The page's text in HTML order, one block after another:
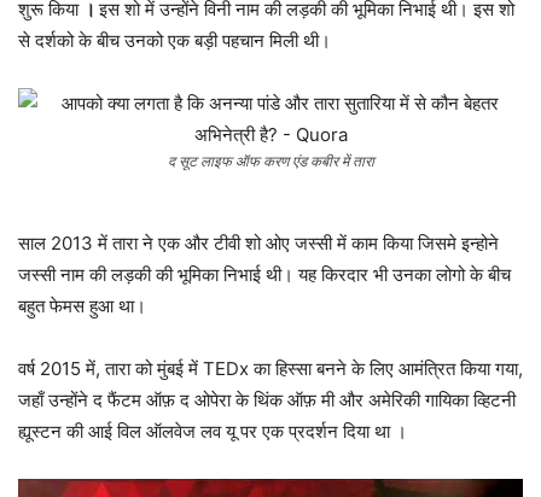
शुरू किया ।इस शो में उन्होंने विनी नाम की लड़की की भूमिका निभाई थी। इस शो
से दर्शको के बीच उनको एक बड़ी पहचान मिली थी।
द सूट लाइफ ऑफ करण एंड कबीर में तारा
साल 2013 में तारा ने एक और टीवी शो ओए जस्सी में काम किया जिसमे इन्होने
जस्सी नाम की लड़की की भूमिका निभाई थी। यह किरदार भी उनका लोगो के बीच
बहुत फेमस हुआ था।
वर्ष 2015 में, तारा को मुंबई में TEDx का हिस्सा बनने के लिए आमंत्रित किया गया,
जहाँ उन्होंने द फैंटम ऑफ़ द ओपेरा के थिंक ऑफ़ मी और अमेरिकी गायिका व्हिटनी
ह्यूस्टन की आई विल ऑलवेज लव यू पर एक प्रदर्शन दिया था ।